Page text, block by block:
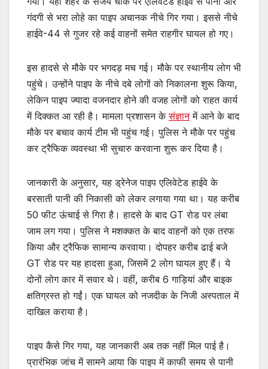
गंदगी से भरा लोहे का पाइप अचानक नीचे गिर गया। इससे नीचे
हाईवे-44 से गुजर रहे कई वाहनों समेत राहगीर घायल हो गए।
इस हादसे से मौके पर भगदड़ मच गई। मौके पर स्थानीय लोग भी
पहुंचे। उन्होंने पाइप के नीचे दबे लोगों को निकालना शुरू किया,
लेकिन पाइप ज्यादा वजनदार होने की वजह लोगों को राहत कार्य
में दिक्कत आ रही है। मामला प्रशासन केसंज्ञानमें आने के बाद
मौके पर बचाव कार्य टीम भी पहुंच गई। पुलिस ने मौके पर पहुंच
कर ट्रैफिक व्यवस्था भी सुचारु करवाना शुरू कर दिया है।
जानकारी के अनुसार, यह ड्रेनेज पाइप एलिवेटेड हाईवे के
बरसाती पानी की निकासी को लेकर लगाया गया था। यह करीब
50 फीट ऊंचाई से गिरा है। हादसे के बाद GT रोड पर लंबा
जाम लग गया। पुलिस ने मशक्कत के बाद वाहनों को एक तरफ
किया और ट्रैफिक सामान्य करवाया। दोपहर करीब ढाई बजे
GT रोड पर यह हादसा हुआ, जिसमें 2 लोग घायल हुए हैं। ये
दोनों लोग कार में सवार थे। वहीं, करीब 6 गाड़ियां और बाइक
क्षतिग्रस्त हो गईं। एक घायल को नजदीक के निजी अस्पताल में
दाखिल कराया है।
पाइप कैसे गिर गया, यह जानकारी अब तक नहीं मिल पाई है।
प्रारंभिक जांच में सामने आया कि पाइप में काफी समय से पानी